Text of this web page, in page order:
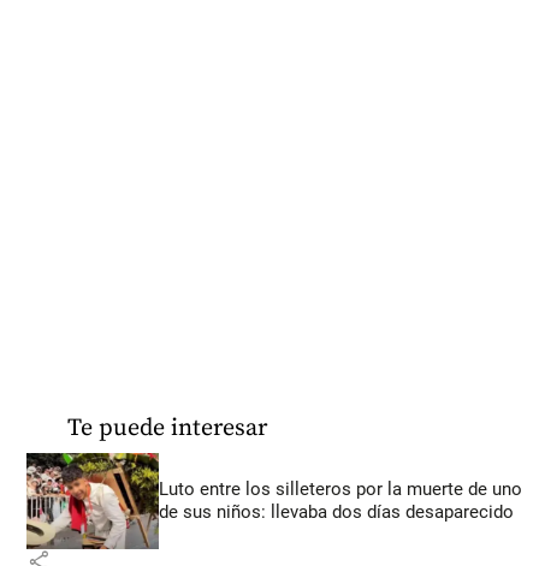
Te puede interesar
Luto entre los silleteros por la muerte de uno
de sus niños: llevaba dos días desaparecido